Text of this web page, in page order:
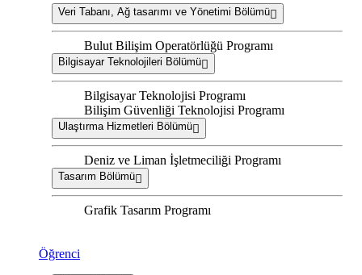
Veri Tabanı, Ağ tasarımı ve Yönetimi Bölümü
Bulut Bilişim Operatörlüğü Programı
Bilgisayar Teknolojileri Bölümü
Bilgisayar Teknolojisi Programı
Bilişim Güvenliği Teknolojisi Programı
Ulaştırma Hizmetleri Bölümü
Deniz ve Liman İşletmeciliği Programı
Tasarım Bölümü
Grafik Tasarım Programı
Öğrenci